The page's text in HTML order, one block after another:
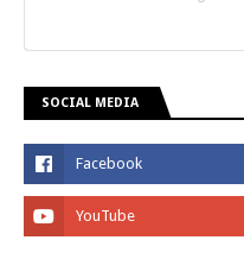
SOCIAL MEDIA